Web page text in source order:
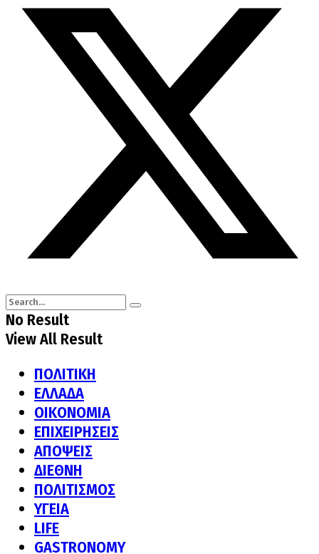
No Result
View All Result
ΠΟΛΙΤΙΚΗ
ΕΛΛΑΔΑ
ΟΙΚΟΝΟΜΙΑ
ΕΠΙΧΕΙΡΗΣΕΙΣ
ΑΠΟΨΕΙΣ
ΔΙΕΘΝΗ
ΠΟΛΙΤΙΣΜΟΣ
ΥΓΕΙΑ
LIFE
GASTRONOMY